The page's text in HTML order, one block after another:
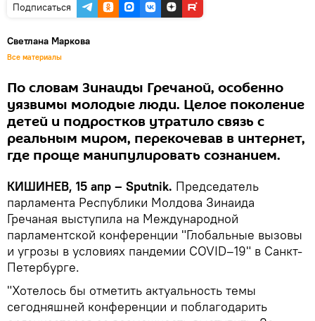
Подписаться
Светлана Маркова
Все материалы
По словам Зинаиды Гречаной, особенно
уязвимы молодые люди. Целое поколение
детей и подростков утратило связь с
реальным миром, перекочевав в интернет,
где проще манипулировать сознанием.
КИШИНЕВ, 15 апр – Sputnik. Председатель
парламента Республики Молдова Зинаида
Гречаная выступила на Международной
парламентской конференции "Глобальные вызовы
и угрозы в условиях пандемии COVID–19" в Санкт-
Петербурге.
"Хотелось бы отметить актуальность темы
сегодняшней конференции и поблагодарить